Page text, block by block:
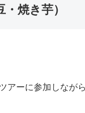
焼き芋）
ーに参加しなが